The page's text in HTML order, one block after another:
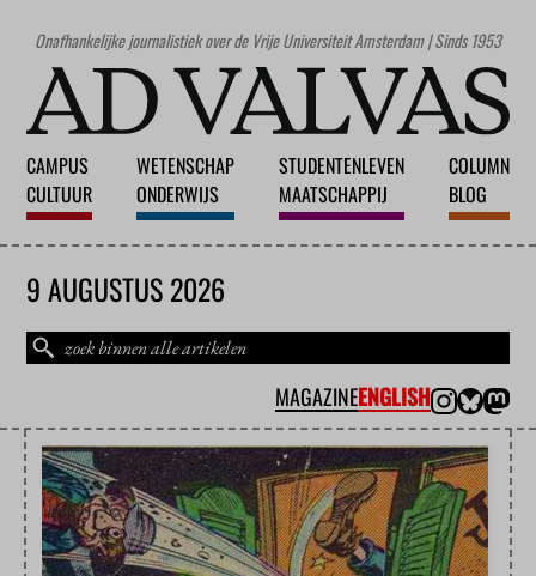
Onafhankelijke journalistiek over de Vrije Universiteit Amsterdam | Sinds 1953
CAMPUS
CULTUUR
WETENSCHAP
ONDERWIJS
STUDENTENLEVEN
MAATSCHAPPIJ
COLUMN
BLOG
9 AUGUSTUS 2026
MAGAZINEENGLISH